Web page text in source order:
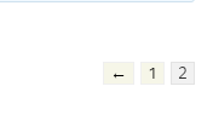
← 1 2